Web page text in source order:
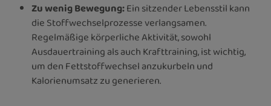
Zu wenig Bewegung:Ein sitzender Lebensstil kann
die Stoffwechselprozesse verlangsamen.
Regelmäßige körperliche Aktivität, sowohl
Ausdauertraining als auch Krafttraining, ist wichtig,
um den Fettstoffwechsel anzukurbeln und
Kalorienumsatz zu generieren.